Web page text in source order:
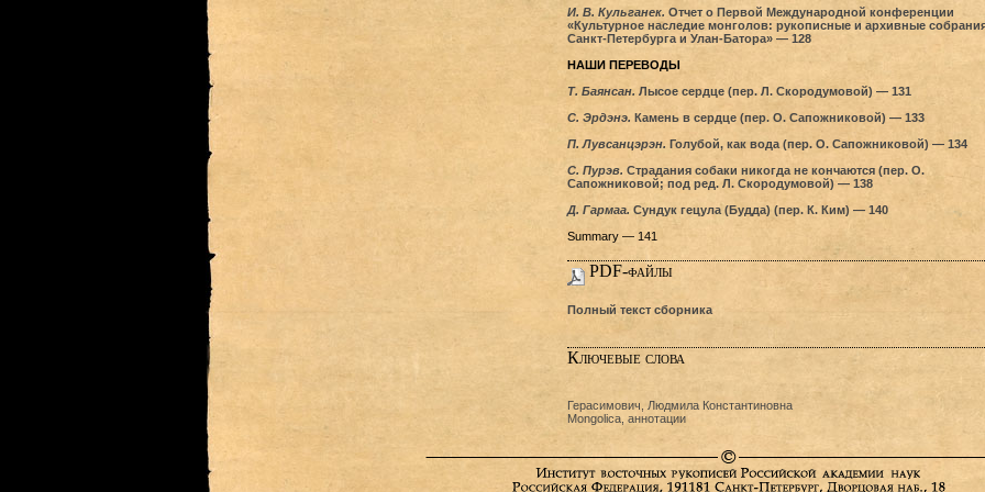
И. В. Кульганек. Отчет о Первой Международной конференции
«Культурное наследие монголов: рукописные и архивные
Санкт-Петербурга и Улан-Батора» — 128
НАШИ ПЕРЕВОДЫ
Т. Баянсан. Лысое сердце (пер. Л. Скородумовой) — 131
С. Эрдэнэ. Камень в сердце (пер. О. Сапожниковой) — 133
П. Лувсанцэрэн. Голубой, как вода (пер. О. Сапожниковой) — 134
С. Пурэв. Страдания собаки никогда не кончаются (пер. О.
Сапожниковой; под ред. Л. Скородумовой) — 138
Д. Гармаа. Сундук гецула (Будда) (пер. К. Ким) — 140
Summary — 141
PDF-файлы
Полный текст сборника
Ключевые слова
Герасимович, Людмила Константиновна
Mongolica, аннотации